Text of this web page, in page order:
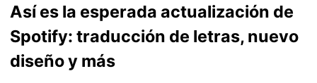
Así es la esperada actualización de
Spotify: traducción de letras, nuevo
diseño y más